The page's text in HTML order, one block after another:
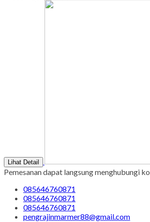
Lihat Detail
Pemesanan dapat langsung menghubungi
085646760871
085646760871
085646760871
pengrajinmarmer88@gmail.com